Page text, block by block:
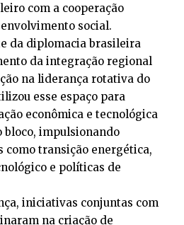
com a cooperação
social.
da diplomacia brasileira
da integração regional
na liderança rotativa do
esse espaço para
econômica e tecnológica
bloco, impulsionando
como transição energética,
e políticas de
iniciativas conjuntas com
na criação de